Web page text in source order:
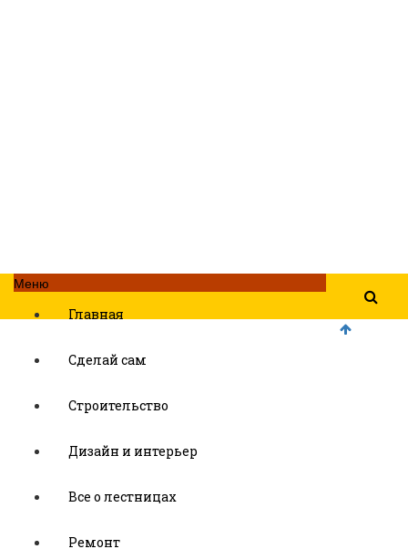
Меню
Главная
Сделай сам
Строительство
Дизайн и интерьер
Все о лестницах
Ремонт